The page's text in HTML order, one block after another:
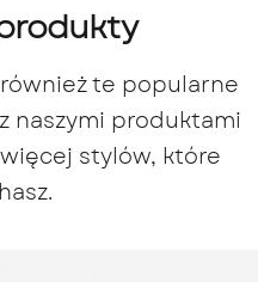
te popularne
naszymi produktami
stylów, które